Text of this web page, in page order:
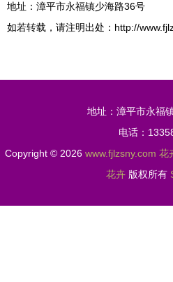
地址：漳平市永福镇少海路36号
如若转载，请注明出处：http://
地址：漳平市永福
电话：
Copyright © 2026 www.fjlzsny.com 花
花卉 版权所有